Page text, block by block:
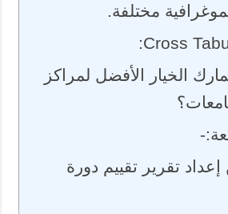
مختلفة.
الخيار الأفضل لمراكز
تقرير تقييم دورة